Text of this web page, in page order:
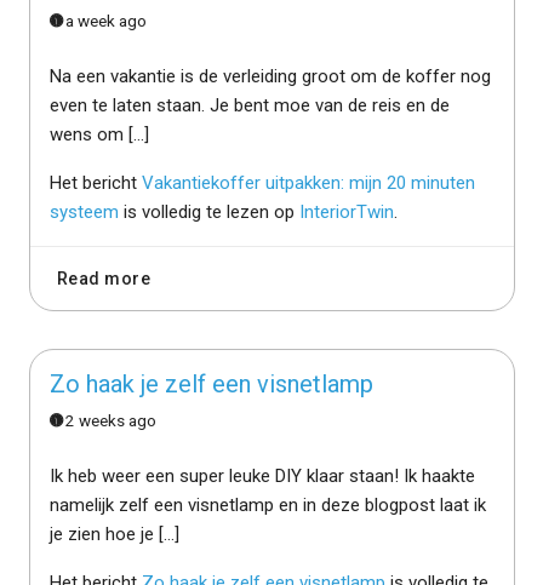
a week ago
Na een vakantie is de verleiding groot om de koffer nog
even te laten staan. Je bent moe van de reis en de
wens om […]
Het bericht Vakantiekoffer uitpakken: mijn 20 minuten
systeem is volledig te lezen op InteriorTwin
Read more
Zo haak je zelf een visnetlamp
2 weeks ago
Ik heb weer een super leuke DIY klaar staan! Ik haakte
namelijk zelf een visnetlamp en in deze blogpost laat ik
je zien hoe je […]